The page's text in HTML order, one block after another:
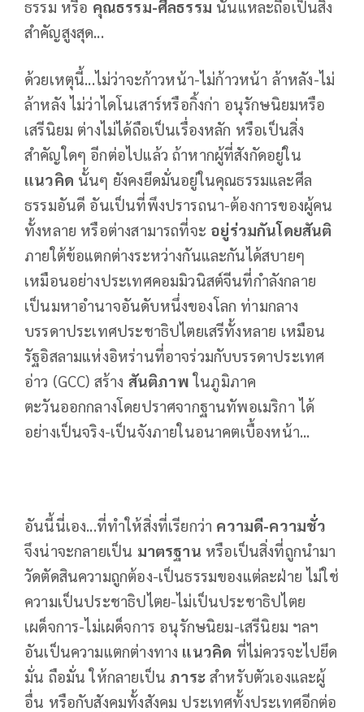
ธรรม หรือ คุณธรรม-ศีลธรรม นั่นแหละถือเป็นสิ่ง
สำคัญสูงสุด...
ด้วยเหตุนี้...ไม่ว่าจะก้าวหน้า-ไม่ก้าวหน้า ล้าหลัง-ไม่
ล้าหลัง ไม่ว่าไดโนเสาร์หรือกิ้งก่า อนุรักษนิยมหรือ
เสรีนิยม ต่างไม่ได้ถือเป็นเรื่องหลัก หรือเป็นสิ่ง
สำคัญใดๆ อีกต่อไปแล้ว ถ้าหากผู้ที่สังกัดอยู่ใน
แนวคิด นั้นๆ ยังคงยึดมั่นอยู่ในคุณธรรมและศีล
ธรรมอันดี อันเป็นที่พึงปรารถนา-ต้องการของผู้คน
ทั้งหลาย หรือต่างสามารถที่จะ อยู่ร่วมกันโดยสันติ
ภายใต้ข้อแตกต่างระหว่างกันและกันได้สบายๆ
เหมือนอย่างประเทศคอมมิวนิสต์จีนที่กำลังกลาย
เป็นมหาอำนาจอันดับหนึ่งของโลก ท่ามกลาง
บรรดาประเทศประชาธิปไตยเสรีทั้งหลาย เหมือน
รัฐอิสลามแห่งอิหร่านที่อาจร่วมกับบรรดาประเทศ
อ่าว (GCC) สร้าง สันติภาพ ในภูมิภาค
ตะวันออกกลางโดยปราศจากฐานทัพอเมริกา ได้
อย่างเป็นจริง-เป็นจังภายในอนาคตเบื้องหน้า...
อันนี้นี่เอง...ที่ทำให้สิ่งที่เรียกว่า ความดี-ความชั่ว
จึงน่าจะกลายเป็น มาตรฐาน หรือเป็นสิ่งที่ถูกนำมา
วัดตัดสินความถูกต้อง-เป็นธรรมของแต่ละฝ่าย ไม่ใช่
ความเป็นประชาธิปไตย-ไม่เป็นประชาธิปไตย
เผด็จการ-ไม่เผด็จการ อนุรักษนิยม-เสรีนิยม ฯลฯ
อันเป็นความแตกต่างทาง แนวคิด ที่ไม่ควรจะไปยึด
มั่น ถือมั่น ให้กลายเป็น ภาระสำหรับตัวเองและผู้
อื่น หรือกับสังคมทั้งสังคม ประเทศทั้งประเทศอีกต่อ